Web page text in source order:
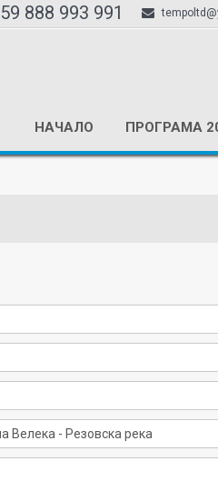
888 993 991
НАЧАЛО ПРОГРАМА